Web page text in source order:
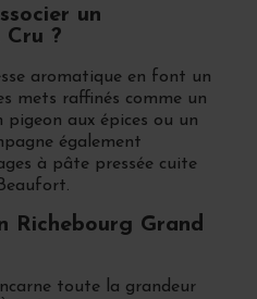
un
Cru ?
aromatique en font un
mets raffinés comme un
aux épices ou un
également
à pâte pressée cuite
Richebourg Grand
toute la grandeur